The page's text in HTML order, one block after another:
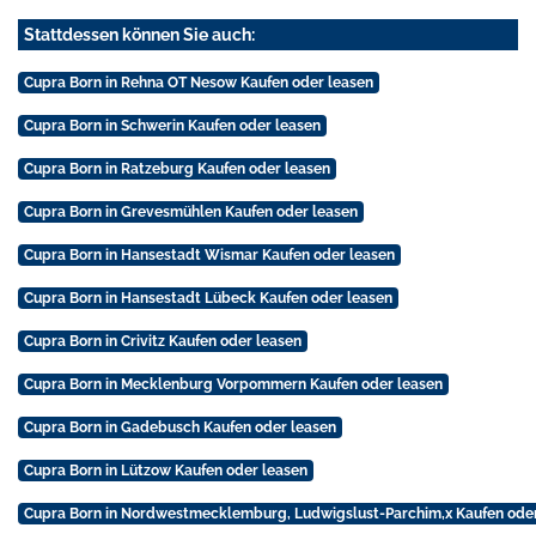
Stattdessen können Sie auch:
Cupra Born in Rehna OT Nesow Kaufen oder leasen
Cupra Born in Schwerin Kaufen oder leasen
Cupra Born in Ratzeburg Kaufen oder leasen
Cupra Born in Grevesmühlen Kaufen oder leasen
Cupra Born in Hansestadt Wismar Kaufen oder leasen
Cupra Born in Hansestadt Lübeck Kaufen oder leasen
Cupra Born in Crivitz Kaufen oder leasen
Cupra Born in Mecklenburg Vorpommern Kaufen oder leasen
Cupra Born in Gadebusch Kaufen oder leasen
Cupra Born in Lützow Kaufen oder leasen
Cupra Born in Nordwestmecklemburg, Ludwigslust-Parchim,x Kaufen